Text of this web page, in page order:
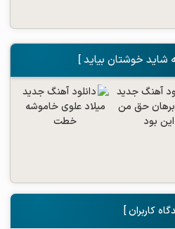
شاید خوشتان بیاید ]
کاربران ]